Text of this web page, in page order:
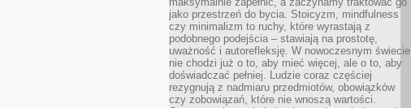
jako przestrzeń do bycia. Stoicyzm, mindfulness
czy minimalizm to ruchy, które wyrastają z
podobnego podejścia – stawiają na prostotę,
uważność i autorefleksję. W nowoczesnym świecie
nie chodzi już o to, aby mieć więcej, ale o to, aby
doświadczać pełniej. Ludzie coraz częściej
rezygnują z nadmiaru przedmiotów, obowiązków
czy zobowiązań, które nie wnoszą wartości.